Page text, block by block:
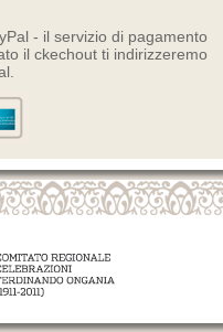
- il servizio di pagamento
il ckechout ti indirizzeremo